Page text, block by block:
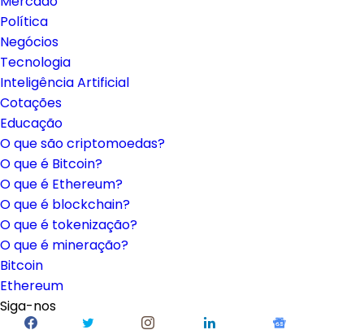
Política
Negócios
Tecnologia
Inteligência Artificial
Cotações
Educação
O que são criptomoedas?
O que é Bitcoin?
O que é Ethereum?
O que é blockchain?
O que é tokenização?
O que é mineração?
Bitcoin
Ethereum
Siga-nos